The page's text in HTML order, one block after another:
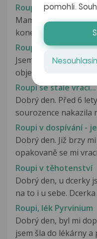
Roupi
Mam svedeni nekdy
konecniku. A k tomu
Roupi - vermox
Jsem dospělá , 60let.
objevila ve stolici
Roupi se stále vrací...
Dobrý den. Před 6
sourozence nakazila
Roupi v dospívání -
Dobrý den. Již brzy
opakovaně se mi
Roupi v těhotenství
Dobrý den, u dcerky
na to i u sebe. Dcerka
Roupi, lék Pyrvinium
Dobrý den, byl mi
jsem šla do lékárny a
pomohli.